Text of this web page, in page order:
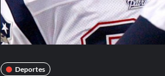
Deportes